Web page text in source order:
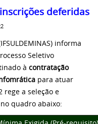
deferidas
informa
Seletivo
à contratação
para atuar
rege a seleção e
quadro abaixo: